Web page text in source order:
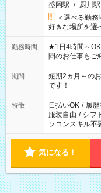
盛岡駅 / 厨川駅
＜選べる勤
好きな場所を選
勤務時間
★1日4時間～
間のお仕事もご
家庭の都合でお
※週最低15時間
期間
短期2ヵ月～の
です！
特徴 日払いOK / 履
服装自由 / シフ
ソコンスキル不
気になる！